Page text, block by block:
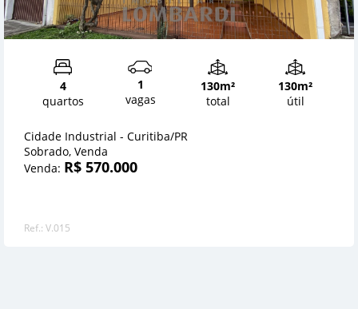
4
quartos
1
vagas
130m²
total
130m²
útil
Cidade Industrial - Curitiba/PR
Sobrado, Venda
Venda: R$ 570.000
Ref.: V.015